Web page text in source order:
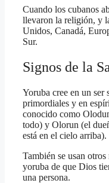
Cuando los cubanos
llevaron la religión, y
Unidos, Canadá,
Sur.
Signos de la
Yoruba cree en un ser
primordiales y en
conocido como
todo) y Olorun (el
está en el cielo arriba).
También se usan
yoruba de que Dios
una persona.